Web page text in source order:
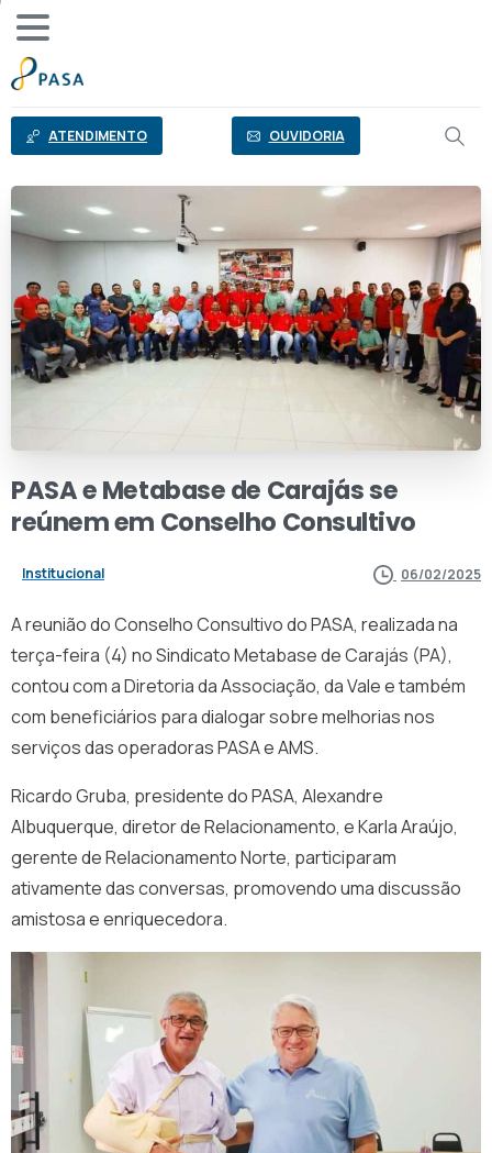
conteúdo
ATENDIMENTO OUVIDORIA
PASAeMetabasede Carajásse
reúnemem Conselho Consultivo
Institucional 06/02/2025
A reunião do Conselho Consultivo do PASA, realizada na
terça-feira (4) no Sindicato Metabase de Carajás (PA),
contou com a Diretoria da Associação, da Vale e também
com beneficiários para dialogar sobre melhorias nos
serviços das operadoras PASA e AMS.
Ricardo Gruba, presidente do PASA, Alexandre
Albuquerque, diretor de Relacionamento, e Karla Araújo,
gerente de Relacionamento Norte, participaram
ativamente das conversas, promovendo uma discussão
amistosa e enriquecedora.